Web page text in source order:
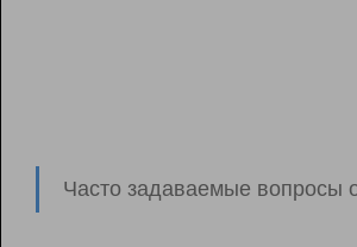
Часто задаваемые вопросы